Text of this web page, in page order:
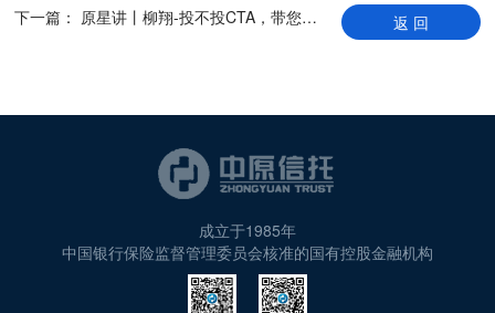
下一篇： 原星讲丨柳翔-投不投CTA，带您跟上这个节奏 返 回
成立于1985年
中国银行保险监督管理委员会核准的国有控股金融机构